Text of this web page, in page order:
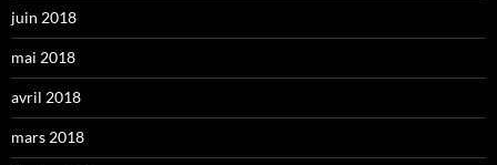
juin 2018
mai 2018
avril 2018
mars 2018